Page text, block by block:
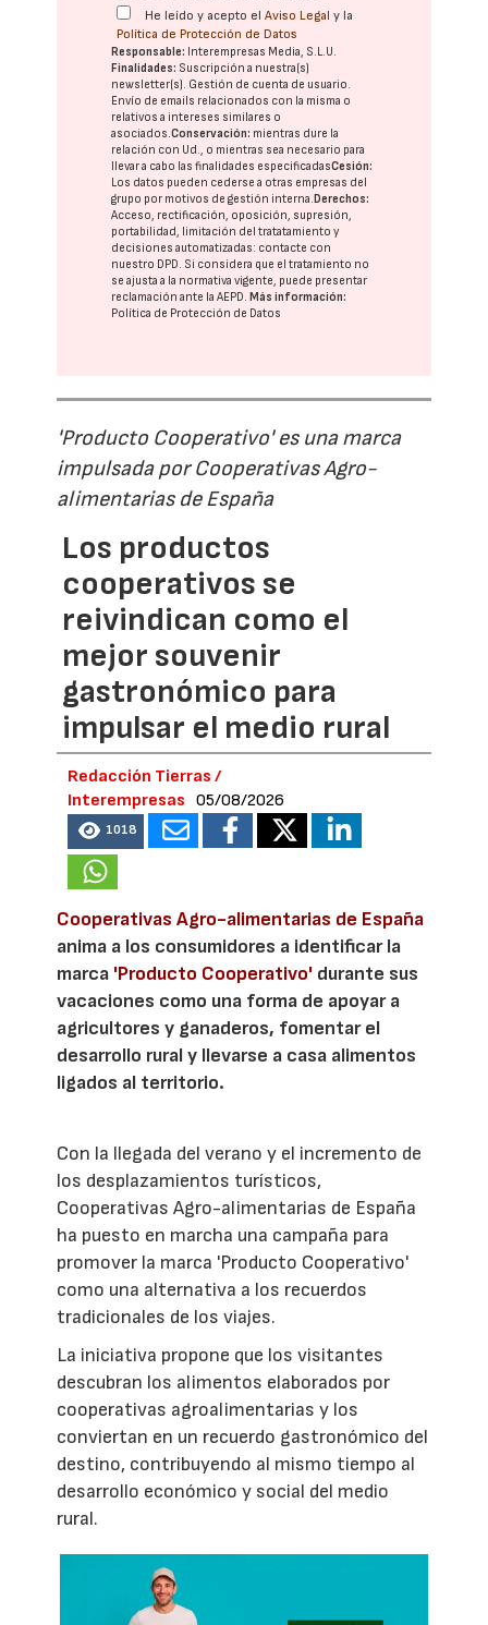
He leído y acepto elAviso Legal y la
Política de Protección de Datos
Responsable: Interempresas Media, S.L.U.
Finalidades: Suscripción a nuestra(s)
newsletter(s). Gestión de cuenta de usuario.
Envío de emails relacionados con la misma o
relativos a intereses similares o
asociados.Conservación: mientras dure la
relación con Ud., o mientras sea necesario para
llevar a cabo las finalidades especificadasCesión:
Los datos pueden cederse a otras empresas del
grupo por motivos de gestión interna. Derechos:
Acceso, rectificación, oposición, supresión,
portabilidad, limitación del tratatamiento y
decisiones automatizadas: contacte con
nuestro DPD. Si considera que el tratamiento no
se ajusta a la normativa vigente, puede presentar
reclamación ante laAEPD. Más información:
Política de Protección de Datos
'Producto Cooperativo' es una marca
impulsada por Cooperativas Agro-
alimentarias de España
Los productos
cooperativos se
reivindican como el
mejor souvenir
gastronómico para
impulsar el medio rural
Redacción Tierras /
Interempresas
05/08/2026
1018
Cooperativas Agro-alimentarias de España
anima a los consumidores a identificar la
marca 'Producto Cooperativo' durante sus
vacaciones como una forma de apoyar a
agricultores y ganaderos, fomentar el
desarrollo rural y llevarse a casa alimentos
ligados al territorio.
Con la llegada del verano y el incremento de
los desplazamientos turísticos,
Cooperativas Agro-alimentarias de España
ha puesto en marcha una campaña para
promover la marca 'Producto Cooperativo'
como una alternativa a los recuerdos
tradicionales de los viajes.
La iniciativa propone que los visitantes
descubran los alimentos elaborados por
cooperativas agroalimentarias y los
conviertan en un recuerdo gastronómico del
destino, contribuyendo al mismo tiempo al
desarrollo económico y social del medio
rural.